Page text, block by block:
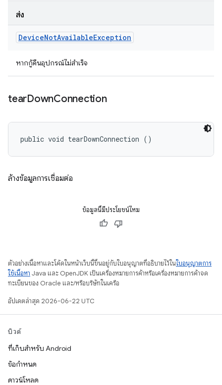
ส่ง
DeviceNotAvailableException
หากกู้คืนอุปกรณ์ไม่สำเร็จ
tearDownConnection
public void tearDownConnection ()
ล้างข้อมูลการเชื่อมต่อ
ข้อมูลนี้มีประโยชน์ไหม
ตัวอย่างเนื้อหาและโค้ดในหน้าเว็บนี้ขึ้นอยู่กับใบอนุญาตที่อธิบายไว้ในใบอนุญาตการ
ใช้เนื้อหา Java และ OpenJDK เป็นเครื่องหมายการค้าหรือเครื่องหมายการค้าจด
ทะเบียนของ Oracle และ/หรือบริษัทในเครือ
อัปเดตล่าสุด 2026-06-22 UTC
บิวด์
ที่เก็บสำหรับ Android
ข้อกำหนด
ดาวน์โหลด